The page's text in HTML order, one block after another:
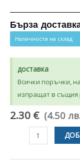
5.00от 5,
потребителски
оценки
Бърза
Наличности на склад
доставка
Всички поръчки,
изпращат в същия
2.30 € (4.50
количество
КОЛЕЛО